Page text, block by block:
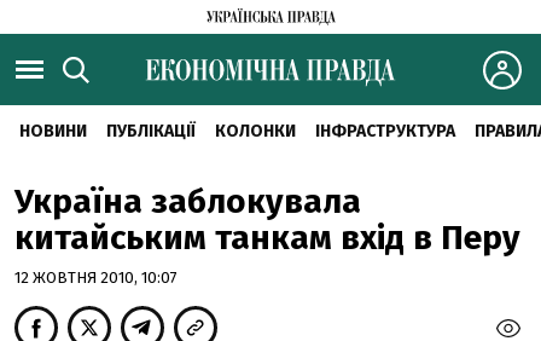
НОВИНИ ПУБЛІКАЦІЇ КОЛОНКИ ІНФРАСТРУКТУРА
Україна заблокувала
китайським танкам вхід в Перу
12 ЖОВТНЯ 2010, 10:07